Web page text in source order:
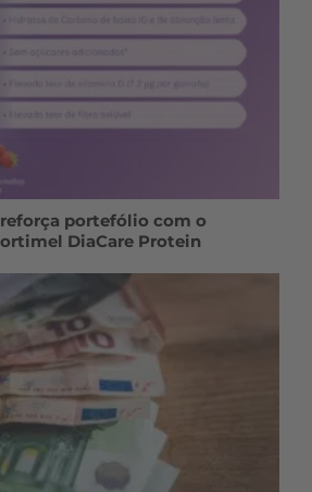
portefólio com o
DiaCare Protein